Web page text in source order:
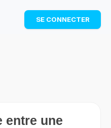
: révise les maths cet
et progresse avec des
SE CONNECTER
entre une